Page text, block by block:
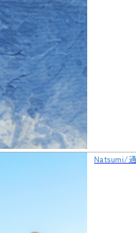
Natsumi/